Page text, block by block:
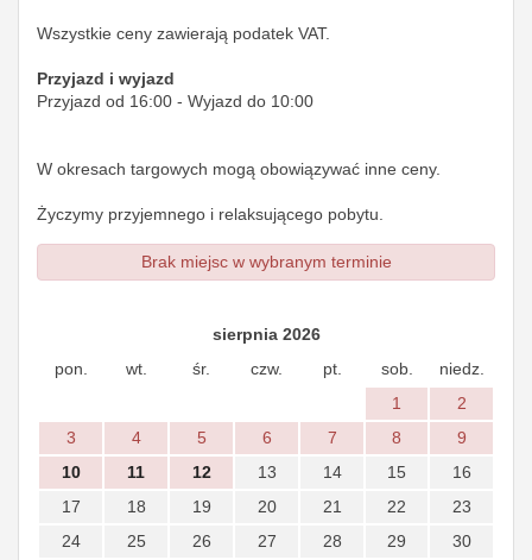
Wszystkie ceny zawierają podatek VAT.
Przyjazd i wyjazd
Przyjazd od 16:00 - Wyjazd do 10:00
W okresach targowych mogą obowiązywać inne ceny.
Życzymy przyjemnego i relaksującego pobytu.
Brak miejsc w wybranym terminie
sierpnia 2026
pon.
wt. śr. czw. pt. sob.
niedz.
1
2
3
4 5 6 7 8
9
10
11 12 13 14 15
16
17
18 19 20 21 22
23
24
25 26 27 28 29
30